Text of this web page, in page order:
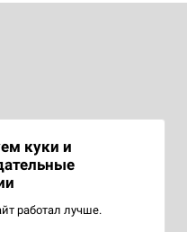
куки и
работал лучше.